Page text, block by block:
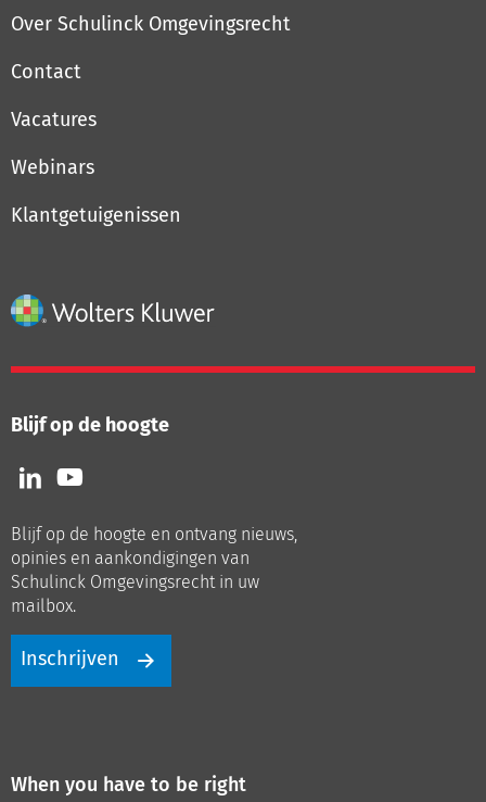
Over Schulinck Omgevingsrecht
Contact
Vacatures
Webinars
Klantgetuigenissen
Blijf op de hoogte
Volg
ons
LinkedIn
Volg
ons
Youtube
Blijf op de hoogte en ontvang nieuws,
opinies en aankondigingen van
Schulinck Omgevingsrecht in uw
mailbox.
Inschrijven
When you have to be right